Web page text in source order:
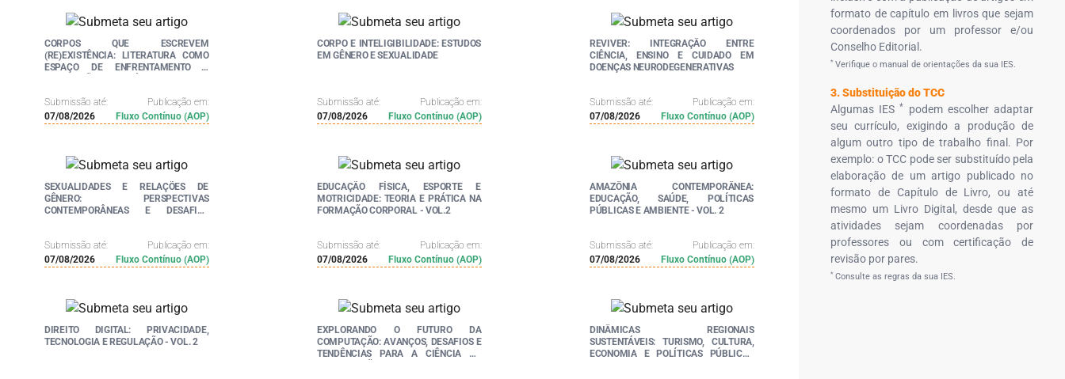
CORPOS QUE ESCREVEM
(RE)EXISTÊNCIA: LITERATURA COMO
ESPAÇO DE ENFRENTAMENTO E
Submissão até:
Publicação em:
07/08/2026
Fluxo Contínuo (AOP)
CORPO E INTELIGIBILIDADE: ESTUDOS
EM GÊNERO E SEXUALIDADE
Submissão até:
Publicação em:
07/08/2026
Fluxo Contínuo (AOP)
REVIVER: INTEGRAÇÃO ENTRE
CIÊNCIA, ENSINO E CUIDADO EM
DOENÇAS NEURODEGENERATIVAS
Submissão até:
Publicação em:
07/08/2026
Fluxo Contínuo (AOP)
SEXUALIDADES E RELAÇÕES DE
GÊNERO: PERSPECTIVAS
CONTEMPORÂNEAS E DESAFIOS
Submissão até:
Publicação em:
07/08/2026
Fluxo Contínuo (AOP)
EDUCAÇÃO FÍSICA, ESPORTE E
MOTRICIDADE: TEORIA E PRÁTICA NA
FORMAÇÃO CORPORAL - VOL.2
Submissão até:
Publicação em:
07/08/2026
Fluxo Contínuo (AOP)
AMAZÔNIA CONTEMPORÂNEA:
EDUCAÇÃO, SAÚDE, POLÍTICAS
PÚBLICAS E AMBIENTE - VOL. 2
Submissão até:
Publicação em:
07/08/2026
Fluxo Contínuo (AOP)
DIREITO DIGITAL: PRIVACIDADE,
TECNOLOGIA E REGULAÇÃO - VOL. 2
EXPLORANDO O FUTURO DA
COMPUTAÇÃO: AVANÇOS, DESAFIOS E
TENDÊNCIAS PARA A CIÊNCIA DA
DINÂMICAS REGIONAIS
SUSTENTÁVEIS: TURISMO, CULTURA,
ECONOMIA E POLÍTICAS PÚBLICAS
formato de capítulo em livros que sejam
coordenados por um professor e/ou
Conselho Editorial.
*Verifique o manual de orientações da sua IES.
3. Substituição do TCC
Algumas IES*
podem escolher adaptar
seu currículo, exigindo a produção de
algum outro tipo de trabalho final. Por
exemplo: o TCC pode ser substituído pela
elaboração de um artigo publicado no
formato de Capítulo de Livro, ou até
mesmo um Livro Digital, desde que as
atividades sejam coordenadas por
professores ou com certificação de
revisão por pares.
*Consulte as regras da sua IES.